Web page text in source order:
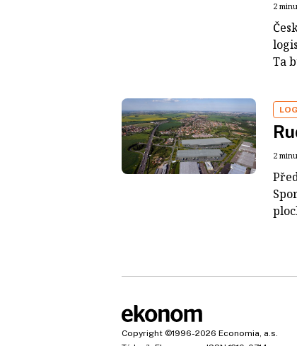
2
Ta
2
Copyright ©1996-2026 Economia, a.s.